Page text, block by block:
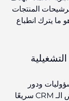
المنتجات
ما يترك انطباع
ودور
زميله يزيد من إنتاجية بيئة العمل. كما يعرض الـ CRM سريعًا